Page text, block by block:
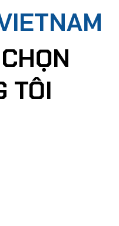
TÔI